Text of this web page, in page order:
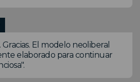
El modelo neoliberal
elaborado para continuar